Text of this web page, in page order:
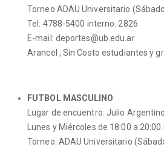
Torneo ADAU Universitario
Tel: 4788-5400 interno: 2826
E-mail: deportes@ub.edu.ar
Arancel , Sin Costo estudiantes y
FUTBOL MASCULINO
Lugar de encuentro: Julio
Lunes y Miércoles de 18:00 a 20:00
Torneo: ADAU Universitario